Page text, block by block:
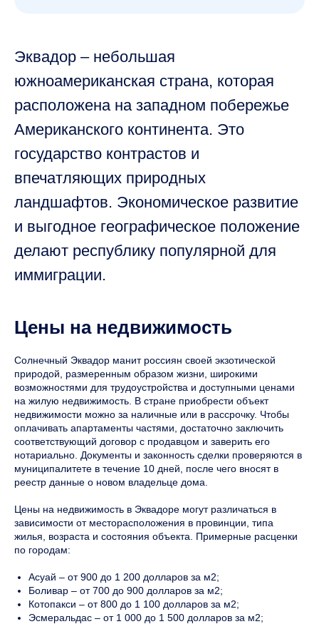
Эквадор – небольшая
южноамериканская страна, которая
расположена на западном побережье
Американского континента. Это
государство контрастов и
впечатляющих природных
ландшафтов. Экономическое развитие
и выгодное географическое положение
делают республику популярной для
иммиграции.
Цены на недвижимость
Солнечный Эквадор манит россиян своей экзотической
природой, размеренным образом жизни, широкими
возможностями для трудоустройства и доступными ценами
на жилую недвижимость. В стране приобрести объект
недвижимости можно за наличные или в рассрочку. Чтобы
оплачивать апартаменты частями, достаточно заключить
соответствующий договор с продавцом и заверить его
нотариально. Документы и законность сделки проверяются в
муниципалитете в течение 10 дней, после чего вносят в
реестр данные о новом владельце дома.
Цены на недвижимость в Эквадоре могут различаться в
зависимости от месторасположения в провинции, типа
жилья, возраста и состояния объекта. Примерные расценки
по городам:
Асуай – от 900 до 1 200 долларов за м2;
Боливар – от 700 до 900 долларов за м2;
Котопакси – от 800 до 1 100 долларов за м2;
Эсмеральдас – от 1 000 до 1 500 долларов за м2;